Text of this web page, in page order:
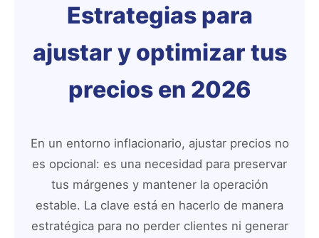
Estrategias para
ajustar y optimizar tus
precios en 2026
En un entorno inflacionario, ajustar precios no
es opcional: es una necesidad para preservar
tus márgenes y mantener la operación
estable. La clave está en hacerlo de manera
estratégica para no perder clientes ni generar